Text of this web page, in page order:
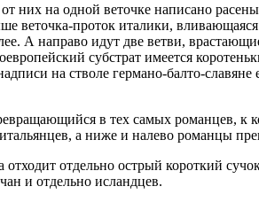
них на одной веточке написано
проток италики,
А направо идут две ветви,
субстрат имеется
на стволе германо-балто-
в тех самых романцев, к
а ниже и налево романцы
отдельно острый короткий
и отдельно исландцев.